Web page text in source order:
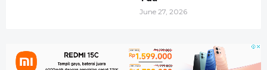
June 27, 2026